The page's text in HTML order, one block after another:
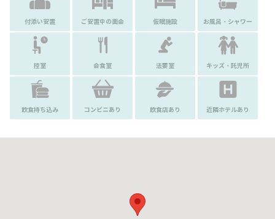
付添い安置 ご安置中の面会 仮眠施設 お風呂・シャワー
控室 会食室 法要室 キッズ・託児所
飲食持ち込み コンビニあり 飲食店あり 近隣ホテルあり